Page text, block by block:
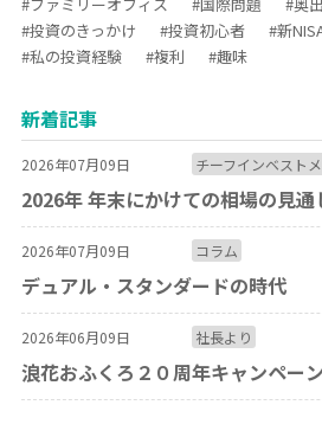
#投資のきっかけ
#投資初心者 #新
#私の投資経験
#複利 #趣味
新着記事
2026年07月09日 チーフインベスト
2026年 年末にかけての相場の見通
2026年07月09日 コラム
デュアル・スタンダードの時代
2026年06月09日 社長より
浪花おふくろ２０周年キャンペー